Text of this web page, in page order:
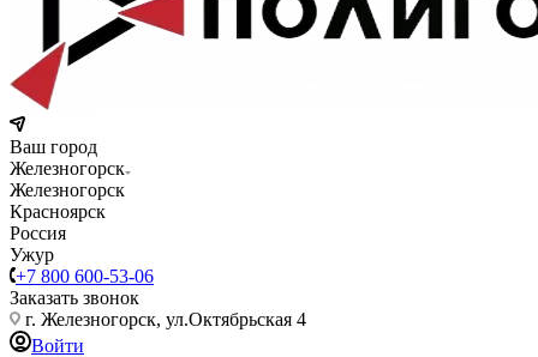
Ваш город
Железногорск
Железногорск
Красноярск
Россия
Ужур
+7 800 600-53-06
Заказать звонок
г. Железногорск, ул.Октябрьская 4
Войти